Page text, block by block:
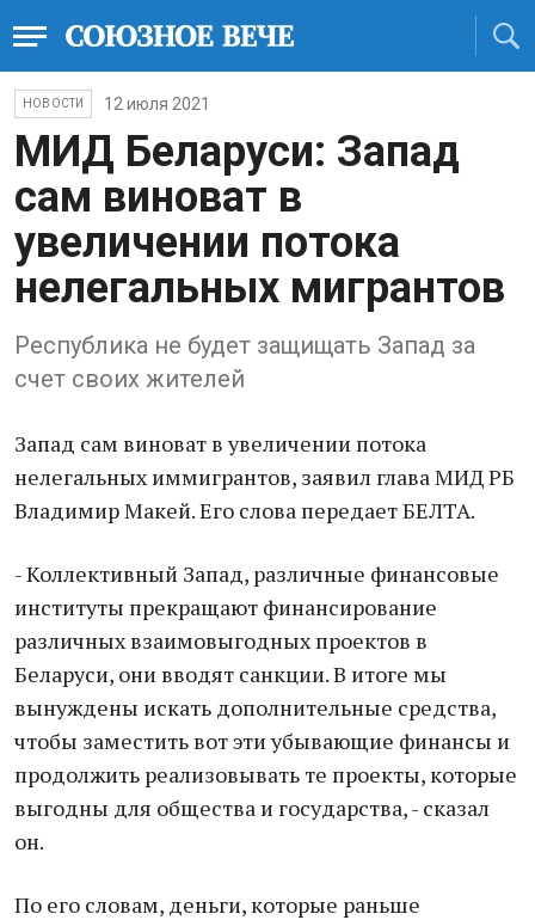
НОВОСТИ 12 июля 2021
МИД Беларуси: Запад
сам виноват в
увеличении потока
нелегальных мигрантов
Республика не будет защищать Запад за
счет своих жителей
Запад сам виноват в увеличении потока
нелегальных иммигрантов, заявил глава МИД РБ
Владимир Макей. Его слова передает БЕЛТА.
- Коллективный Запад, различные финансовые
институты прекращают финансирование
различных взаимовыгодных проектов в
Беларуси, они вводят санкции. В итоге мы
вынуждены искать дополнительные средства,
чтобы заместить вот эти убывающие финансы и
продолжить реализовывать те проекты, которые
выгодны для общества и государства, - сказал
он.
По его словам, деньги, которые раньше